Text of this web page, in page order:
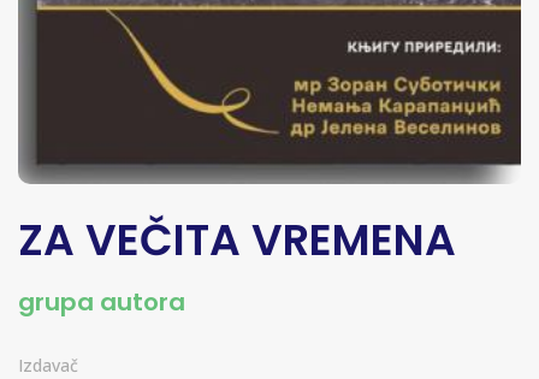
ZA VEČITA VREMENA
grupa autora
Izdavač